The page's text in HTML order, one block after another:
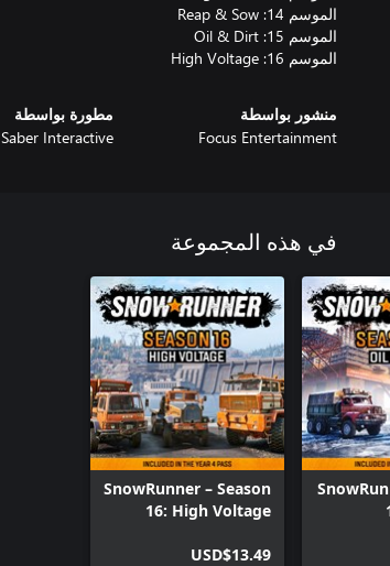
الموسم 16: High Voltage
منشور بواسطة
Focus Entertainment
مطورة بواسطة
Saber Interactive
في هذه المجموعة
SnowRunner – Season
16: High Voltage
USD$13.49